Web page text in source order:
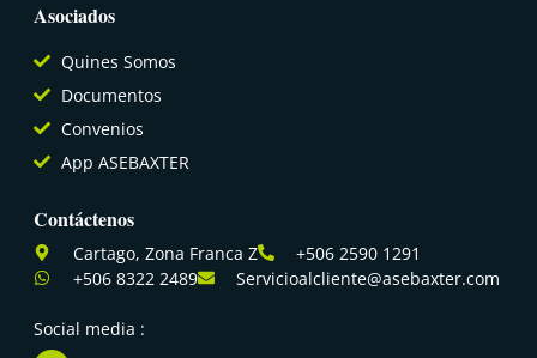
Asociados
Quines Somos
Documentos
Convenios
App ASEBAXTER
Contáctenos
Cartago, Zona Franca Z
+506 2590 1291
+506 8322 2489
Servicioalcliente@asebaxter.com
Social media :